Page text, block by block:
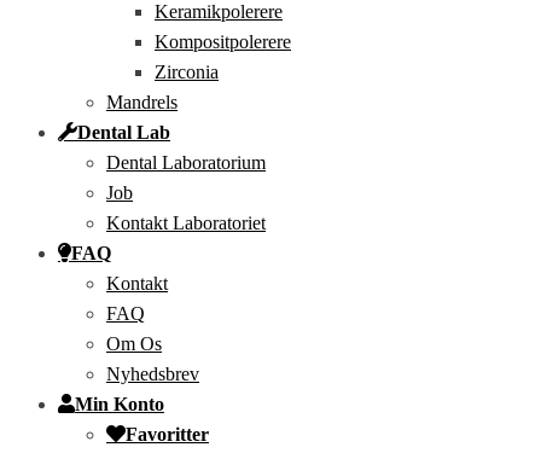
Keramikpolerere
Kompositpolerere
Zirconia
Mandrels
Dental Lab
Dental Laboratorium
Job
Kontakt Laboratoriet
FAQ
Kontakt
FAQ
Om Os
Nyhedsbrev
Min Konto
Favoritter